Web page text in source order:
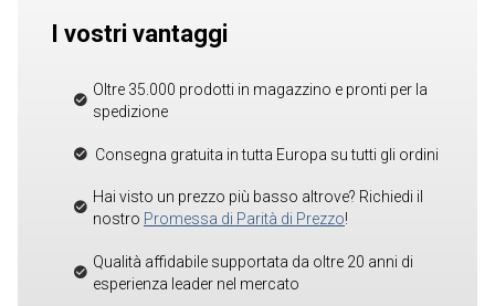
I vostri vantaggi
Oltre 35.000 prodotti in magazzino e pronti per la
spedizione
Consegna gratuita in tutta Europa su tutti gli ordini
Hai visto un prezzo più basso altrove? Richiedi il
nostro Promessa di Parità di Prezzo!
Qualità affidabile supportata da oltre 20 anni di
esperienza leader nel mercato